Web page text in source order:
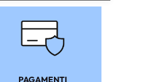
PAGAMENTI